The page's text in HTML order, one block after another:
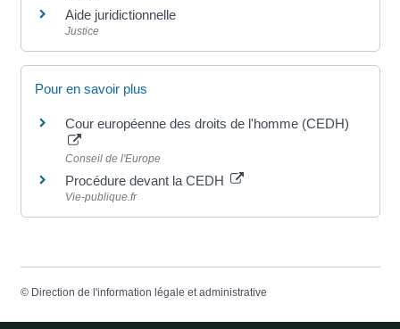
Aide juridictionnelle
Justice
Pour en savoir plus
Cour européenne des droits de l'homme (CEDH)
Conseil de l'Europe
Procédure devant la CEDH
Vie-publique.fr
© Direction de l'information légale et administrative